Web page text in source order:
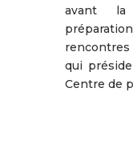
avant la
qui
Centre de